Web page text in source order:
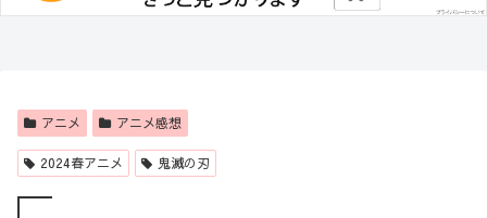
アニメ アニメ感想
2024春アニメ 鬼滅の刃